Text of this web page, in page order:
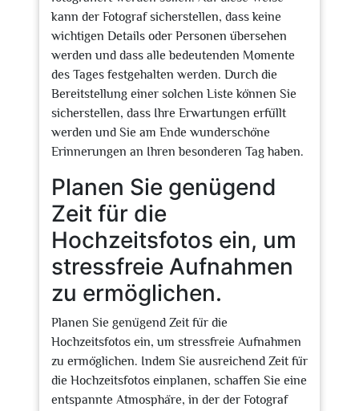
kann der Fotograf sicherstellen, dass keine
wichtigen Details oder Personen übersehen
werden und dass alle bedeutenden Momente
des Tages festgehalten werden. Durch die
Bereitstellung einer solchen Liste können Sie
sicherstellen, dass Ihre Erwartungen erfüllt
werden und Sie am Ende wunderschöne
Erinnerungen an Ihren besonderen Tag haben.
Planen Sie genügend
Zeit für die
Hochzeitsfotos ein, um
stressfreie Aufnahmen
zu ermöglichen.
Planen Sie genügend Zeit für die
Hochzeitsfotos ein, um stressfreie Aufnahmen
zu ermöglichen. Indem Sie ausreichend Zeit für
die Hochzeitsfotos einplanen, schaffen Sie eine
entspannte Atmosphäre, in der der Fotograf